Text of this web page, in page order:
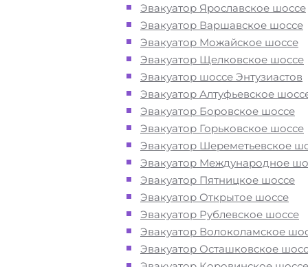
Эвакуатор Ярославское шоссе
Эвакуатор Варшавское шоссе
Эвакуатор Можайское шоссе
Эвакуатор Щелковское шоссе
Эвакуатор шоссе Энтузиастов
Эвакуатор Алтуфьевское
Эвакуатор Боровское шоссе
Эвакуатор Горьковское шоссе
Эвакуатор Шереметьевское
Эвакуатор Международное
Эвакуатор Пятницкое шоссе
Эвакуатор Открытое шоссе
Эвакуатор Рублевское шоссе
Эвакуатор Волоколамское
Эвакуатор Осташковское
Перевезём аккуратно- за рулем
автоэвакуаторов только водители
профессионалы
Цена известна при заказе услуги
Марфино недорого" -
доступная стоимость услуг без
Круглосуточная поддержка-
службы эвакуации в районе
Москва осуществляется 24 часа в